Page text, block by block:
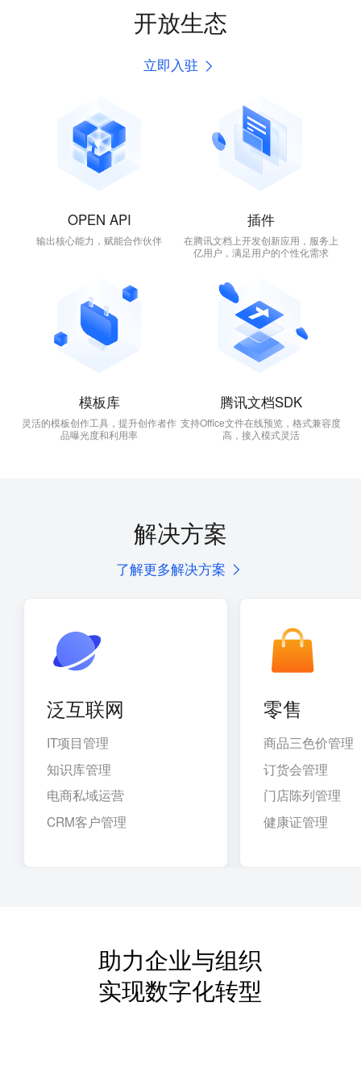
开放生态
立即入驻
OPEN API
输出核心能力，赋能合作伙伴
插件
在腾讯文档上开发创新应用，服务上
亿用户，满足用户的个性化需求
模板库
灵活的模板创作工具，提升创作者作
品曝光度和利用率
腾讯文档SDK
支持Office文件在线预览，格式兼容度
高，接入模式灵活
解决方案
了解更多解决方案
泛互联网
IT项目管理
知识库管理
电商私域运营
CRM客户管理
零售
商品三色价管理
订货会管理
门店陈列管理
健康证管理
助力企业与组织
实现数字化转型